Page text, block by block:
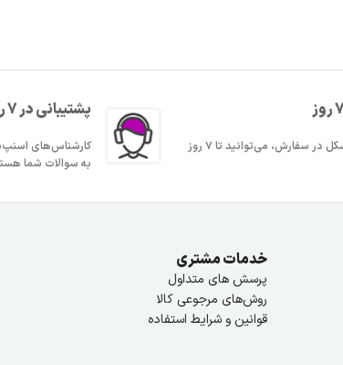
در صورت وجود مشکل در سفارش، می‌توانید تا ۷ روز
پشتیبانی در 7 روز هفته
به سوالات شما
خدمات مشتری
پرسش های متداول
روش‌های مرجوعی کالا
قوانین و شرایط استفاده